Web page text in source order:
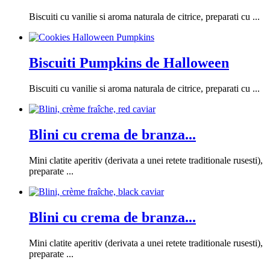
Biscuiti cu vanilie si aroma naturala de citrice, preparati cu ...
Biscuiti Pumpkins de Halloween
Biscuiti cu vanilie si aroma naturala de citrice, preparati cu ...
Blini cu crema de branza...
Mini clatite aperitiv (derivata a unei retete traditionale rusesti),
preparate ...
Blini cu crema de branza...
Mini clatite aperitiv (derivata a unei retete traditionale rusesti),
preparate ...